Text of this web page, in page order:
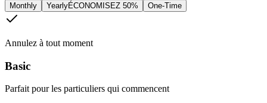
Monthly YearlyÉCONOMISEZ 50% One-Time
Annulez à tout moment
Basic
Parfait pour les particuliers qui commencent